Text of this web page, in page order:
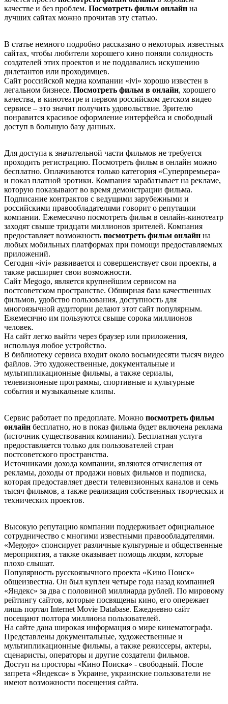
качестве и без проблем. Посмотреть фильм онлайн на
лучших сайтах можно прочитав эту статью.
В статье немного подробно рассказано о некоторых известных
сайтах, чтобы любители хорошего кино поняли солидность
создателей этих проектов и не поддавались искушению
дилетантов или проходимцев.
Сайт российской медиа компании «ivi» хорошо известен в
легальном бизнесе. Посмотреть фильм в онлайн, хорошего
качества, в кинотеатре и первом российском детском видео
сервисе – это значит получить удовольствие. Зрителю
понравится красивое оформление интерфейса и свободный
доступ в большую базу данных.
Для доступа к значительной части фильмов не требуется
проходить регистрацию. Посмотреть фильм в онлайн можно
бесплатно. Оплачиваются только категория «Суперпремьера»
и показ платной эротики. Компания зарабатывает на рекламе,
которую показывают во время демонстрации фильма.
Подписание контрактов с ведущими зарубежными и
российскими правообладателями говорит о репутации
компании. Ежемесячно посмотреть фильм в онлайн-кинотеатр
заходят свыше тридцати миллионов зрителей. Компания
предоставляет возможность посмотреть фильм онлайн на
любых мобильных платформах при помощи предоставляемых
приложений.
Сегодня «ivi» развивается и совершенствует свои проекты, а
также расширяет свои возможности.
Сайт Меgоgо, является крупнейшим сервисом на
постсоветском пространстве. Обширная база качественных
фильмов, удобство пользования, доступность для
многоязычной аудитории делают этот сайт популярным.
Ежемесячно им пользуются свыше сорока миллионов
человек.
На сайт легко выйти через браузер или приложения,
используя любое устройство.
В библиотеку сервиса входит около восьмидесяти тысяч видео
файлов. Это художественные, документальные и
мультипликационные фильмы, а также сериалы,
телевизионные программы, спортивные и культурные
события и музыкальные клипы.
Сервис работает по предоплате. Можно посмотреть фильм
онлайн бесплатно, но в показ фильма будет включена реклама
(источник существования компании). Бесплатная услуга
предоставляется только для пользователей стран
постсоветского пространства.
Источниками дохода компании, являются отчисления от
рекламы, доходы от продажи новых фильмов и подписка,
которая предоставляет двести телевизионных каналов и семь
тысяч фильмов, а также реализация собственных творческих и
технических проектов.
Высокую репутацию компании поддерживает официальное
сотрудничество с многими известными правообладателями.
«Меgоgо» спонсирует различные культурные и общественные
мероприятия, а также оказывает помощь людям, которые
плохо слышат.
Популярность русскоязычного проекта «Kинo Пoиcк»
общеизвестна. Он был куплен четыре года назад компанией
«Яндекс» за два с половиной миллиарда рублей. По мировому
рейтингу сайтов, которые посвящены кино, его опережает
лишь портал Internet Movie Database. Ежедневно сайт
посещают полтора миллиона пользователей.
На сайте дана широкая информация о мире кинематографа.
Представлены документальные, художественные и
мультипликационные фильмы, а также режиссеры, актеры,
сценаристы, операторы и другие создатели фильмов.
Доступ на просторы «Кино Поиска» - свободный. После
запрета «Яндекса» в Украине, украинские пользователи не
имеют возможности посещения сайта.